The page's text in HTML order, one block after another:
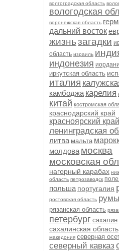
волгоградская область
вологодская
воронежская область
дальний восток
жизньзагадки
область израиль
индонезия
иркутская область
италия
камбоджа карелия
китай костромская
краснодарский край
красноярский край
ленинградская
литва мальта
молдова москва
московская
нагорный карабах
область петрозаводск
польша португалия
ростовская область
рязанская область
петербург сахалин
сахалинская область
македония северная
северный кавказ